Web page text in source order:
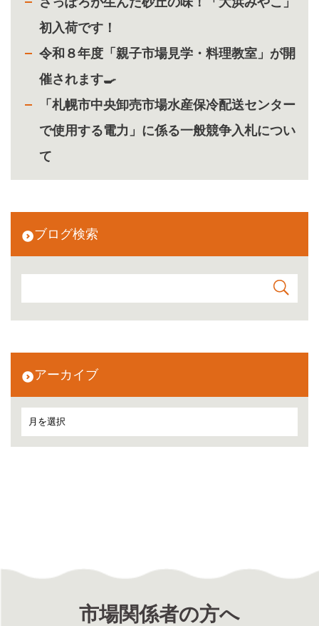
初入荷です！
令和８年度「親子市場見学・料理教室」が開
催されます🍳
「札幌市中央卸売市場水産保冷配送センター
で使用する電力」に係る一般競争入札につい
て
ブログ検索
アーカイブ
市場関係者の方へ